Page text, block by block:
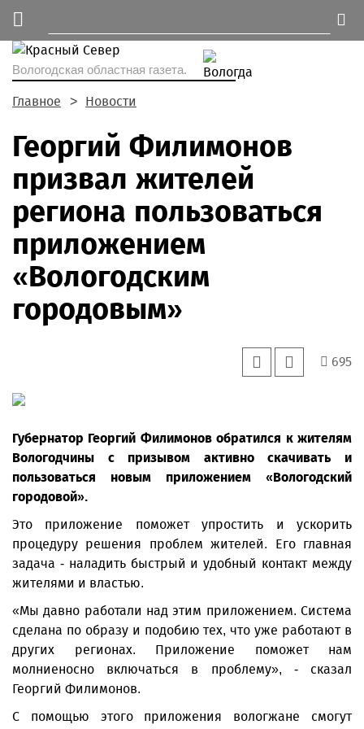
Вологодская областная газета.
Главное Новости
Георгий Филимонов
призвал жителей
региона пользоваться
приложением
«Вологодским
городовым»
695
Губернатор Георгий Филимонов обратился к жителям
Вологодчины с призывом активно скачивать и
пользоваться новым приложением «Вологодский
городовой».
Это приложение поможет упростить и ускорить
процедуру решения проблем жителей. Его главная
задача - наладить быстрый и удобный контакт между
жителями и властью.
«Мы давно работали над этим приложением. Система
сделана по образу и подобию тех, что уже работают в
других регионах. Приложение поможет нам
молниеносно включаться в проблему», - сказал
Георгий Филимонов.
С помощью этого приложения вологжане смогут